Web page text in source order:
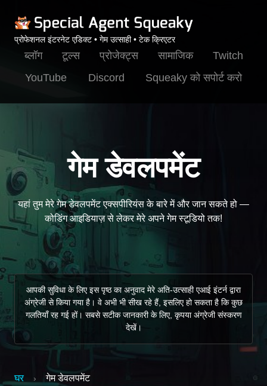
प्रोफेशनल इंटरनेट एडिक्ट • गेम उत्साही • टेक क्रिएटर
ब्लॉग टूल्स प्रोजेक्ट्स सामाजिक
Twitch
YouTube
Discord Squeaky को सपोर्ट करो
गेम डेवलपमेंट
यहां तुम मेरे गेम डेवलपमेंट एक्सपीरियंस के बारे में और जान सकते हो —
कोडिंग आइडियाज़ से लेकर मेरे अपने गेम स्टूडियो तक!
आपकी सुविधा के लिए इस पृष्ठ का अनुवाद मेरे अति-उत्साही एआई इंटर्न द्वारा
अंग्रेजी से किया गया है। वे अभी भी सीख रहे हैं, इसलिए हो सकता है कि कुछ
गलतियाँ रह गई हों। सबसे सटीक जानकारी के लिए, कृपया अंग्रेजी संस्करण
देखें।
घर › गेम डेवलपमेंट